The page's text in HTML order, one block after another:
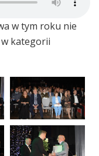
w tym roku nie
kategorii